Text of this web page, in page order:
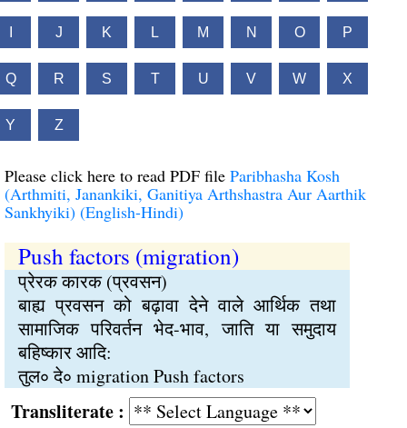
J K L M N O P
Q R S T U V W X
Y Z
Please click here to read PDF file Paribhasha Kosh
(Arthmiti, Janankiki, Ganitiya Arthshastra Aur Aarthik
Sankhyiki) (English-Hindi)
Push factors (migration)
प्रेरक कारक (प्रवसन)
बाह्य प्रवसन को बढ़ावा देने वाले आर्थिक तथा
सामाजिक परिवर्तन भेद-भाव, जाति या समुदाय
बहिष्कार आदि:
तुल∘ दे∘ migration Push factors
: